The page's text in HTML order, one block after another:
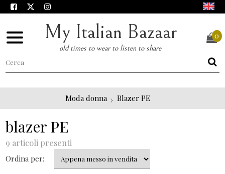
My Italian Bazaar
old times to wear to listen to share
0
Moda donna Blazer PE
blazer PE
9 articoli presenti
Ordina per: